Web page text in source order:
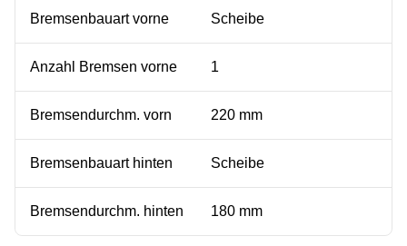
Bremsenbauart vorne Scheibe
Anzahl Bremsen vorne 1
Bremsendurchm. vorn 220 mm
Bremsenbauart hinten Scheibe
Bremsendurchm. hinten 180 mm